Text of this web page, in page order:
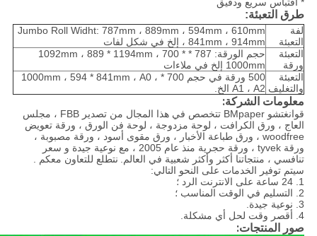
* اقتباس سريع ودقيق
طرق التعبئة:
لفة
التعبئة
Jumbo Roll Widht: 787mm ، 889mm ، 594mm ، 610mm
، 841mm ، 914mm إلخ في شكل لفات
التعبئة
ورقة
حجم الورقة: 787 * 1092mm ، 889 * 1194mm ، 700 *
1000mm إلخ في ملاءات
التعبئة
والتغليف
500 ورقة في حجم 700 * 1000mm ، 594 * 841mm ، A0 ،
A1 ، A2 الخ.
معلومات الشركة:
قوانغتشو BMpaper تتخصص في هذا المجال من تصدير FBB ، مجلس
العاج ، ورق الكرافت ، لوحة مزدوجة ، لوحة فن الورق ، ورقة تعويض
woodfree ، ورق طباعة الأخبار ، ورق مقوى أسود ، ورقة مصبوبة ،
ورقة tyvek ، ورقة حجرية منذ عام 2005 ، مع نوعية جيدة و سعر
تنافسي ، منتجاتنا أكثر وأكثر شعبية في العالم. نتطلع للتعاون معكم .
سيتم توفير الخدمات على النحو التالي:
1. 24 ساعة على الانترنت الرد ؛
2. التسليم في الوقت المناسب ؛
3. نوعية جيدة.
4. أقصر وقت لحل أي مشكلة.
صور المنتجات: